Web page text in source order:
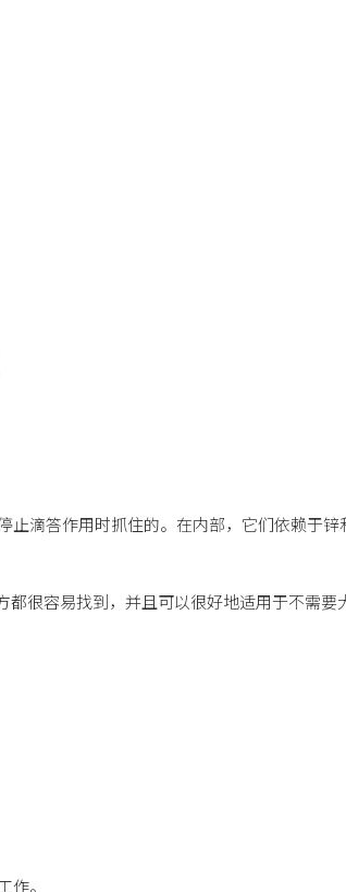
滴答作用时抓住的。在内部，它们依赖于锌
很容易找到，并且可以很好地适用于不需要
。